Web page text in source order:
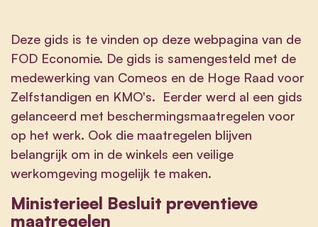
Deze gids is te vinden op deze webpagina van de
FOD Economie. De gids is samengesteld met de
medewerking van Comeos en de Hoge Raad voor
Zelfstandigen en KMO's. Eerder werd al een gids
gelanceerd met beschermingsmaatregelen voor
op het werk. Ook die maatregelen blijven
belangrijk om in de winkels een veilige
werkomgeving mogelijk te maken.
Ministerieel Besluit preventieve
maatregelen